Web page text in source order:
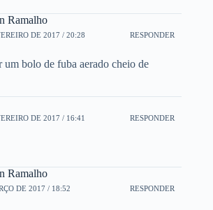
Ramalho
DE 2017 / 20:28 RESPONDER
um bolo de fuba aerado cheio de
DE 2017 / 16:41 RESPONDER
Ramalho
DE 2017 / 18:52 RESPONDER